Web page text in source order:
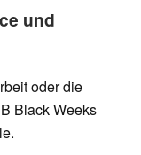
und
oder die
Black Weeks